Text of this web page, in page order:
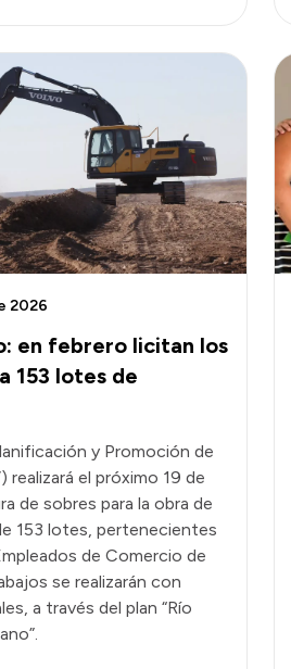
en febrero licitan los
153 lotes de
2026
y Promoción de
realizará el próximo 19 de
de sobres para la obra de
153 lotes, pertenecientes
de Comercio de
se realizarán con
a través del plan “Río